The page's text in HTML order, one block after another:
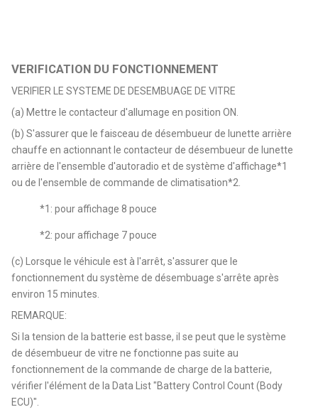
VERIFICATION DU FONCTIONNEMENT
VERIFIER LE SYSTEME DE DESEMBUAGE DE VITRE
(a) Mettre le contacteur d'allumage en position ON.
(b) S'assurer que le faisceau de désembueur de lunette arrière
chauffe en actionnant le contacteur de désembueur de lunette
arrière de l'ensemble d'autoradio et de système d'affichage*1
ou de l'ensemble de commande de climatisation*2.
*1: pour affichage 8 pouce
*2: pour affichage 7 pouce
(c) Lorsque le véhicule est à l'arrêt, s'assurer que le
fonctionnement du système de désembuage s'arrête après
environ 15 minutes.
REMARQUE:
Si la tension de la batterie est basse, il se peut que le système
de désembueur de vitre ne fonctionne pas suite au
fonctionnement de la commande de charge de la batterie,
vérifier l'élément de la Data List "Battery Control Count (Body
ECU)".